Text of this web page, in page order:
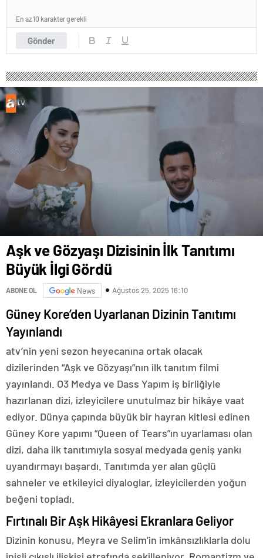
Gönder
En az 10 karakter gerekli
Aşk ve Gözyaşı Dizisinin İlk Tanıtımı
Büyük İlgi Gördü
ABONE OL News Ağustos 25, 2025 16:10
Güney Kore’den Uyarlanan Dizinin Tanıtımı
Yayınlandı
atv’nin yeni sezon heyecanına ortak olacak
dizilerinden “Aşk ve Gözyaşı”nın ilk tanıtım filmi
yayınlandı. O3 Medya ve Dass Yapım iş birliğiyle
hazırlanan dizi, izleyicilere unutulmaz bir hikâye vaat
ediyor. Dünya çapında büyük bir hayran kitlesi edinen
Güney Kore yapımı “Queen of Tears”ın uyarlaması olan
dizi, daha ilk tanıtımıyla sosyal medyada geniş yankı
uyandırmayı başardı. Tanıtımda yer alan güçlü
sahneler ve etkileyici diyaloglar, izleyicilerden yoğun
beğeni topladı.
Fırtınalı Bir Aşk Hikâyesi Ekranlara Geliyor
Dizinin konusu, Meyra ve Selim’in imkânsızlıklarla dolu